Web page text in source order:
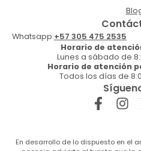
Whatsapp:+57 305 475 2535
Horario de
Lunes a sábado de
Horario de atención
Todos los días de
En desarrollo de lo dispuesto en el